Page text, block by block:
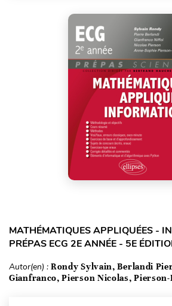
MATHÉMATIQUES APPLIQUÉES -
PRÉPAS ECG 2E ANNÉE - 5E
Autor(en) : Rondy Sylvain, Berlandi
Gianfranco, Pierson Nicolas,